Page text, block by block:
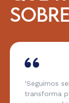
‘Seguimos
transforma